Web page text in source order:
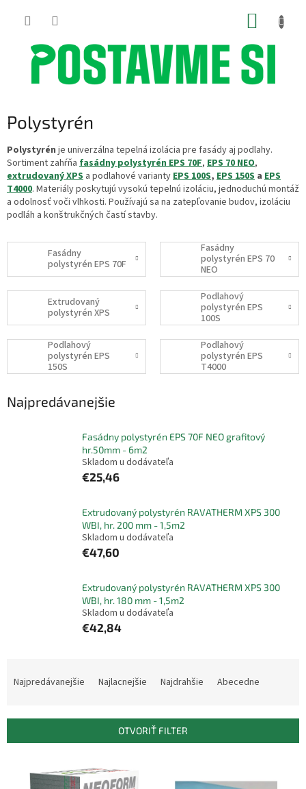
Polystyrén
Polystyrén je univerzálna tepelná izolácia pre fasády aj podlahy.
Sortiment zahŕňa fasádny polystyrén EPS 70F, EPS 70 NEO,
extrudovaný XPS a podlahové varianty EPS 100S, EPS 150S a EPS
T4000. Materiály poskytujú vysokú tepelnú izoláciu, jednoduchú montáž
a odolnosť voči vlhkosti. Používajú sa na zatepľovanie budov, izoláciu
podláh a konštrukčných častí stavby.
Fasádny
polystyrén EPS 70F
Fasádny
polystyrén EPS 70
NEO
Extrudovaný
polystyrén XPS
Podlahový
polystyrén EPS
100S
Podlahový
polystyrén EPS
150S
Podlahový
polystyrén EPS
T4000
Najpredávanejšie
Fasádny polystyrén EPS 70F NEO grafitový
hr.50mm - 6m2
Skladom u dodávateľa
€25,46
Extrudovaný polystyrén RAVATHERM XPS 300
WBI, hr. 200 mm - 1,5m2
Skladom u dodávateľa
€47,60
Extrudovaný polystyrén RAVATHERM XPS 300
WBI, hr. 180 mm - 1,5m2
Skladom u dodávateľa
€42,84
i
Najpredávanejšie Najlacnejšie Najdrahšie Abecedne
OTVORIŤ FILTER